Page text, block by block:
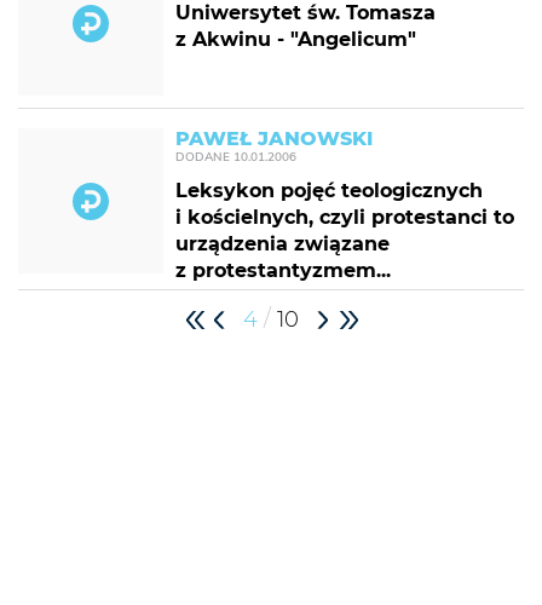
Uniwersytet św. Tomasza
z Akwinu - "Angelicum"
PAWEŁ JANOWSKI
DODANE 10.01.2006
Leksykon pojęć teologicznych
i kościelnych, czyli protestanci to
urządzenia związane
z protestantyzmem...
4 / 10